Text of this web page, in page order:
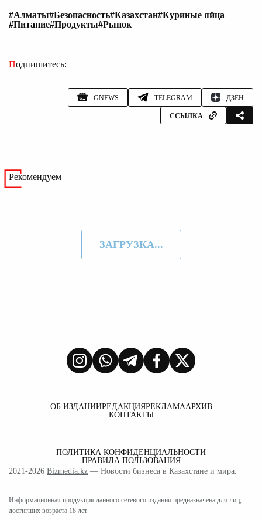
#Алматы#Безопасность#Казахстан#Куриные яйца
#Питание#Продукты#Рынок
Подпишитесь:
GNEWS TELEGRAM ДЗЕН
ССЫЛКА
Рекомендуем
ЗАГРУЗКА...
ОБ ИЗДАНИИРЕДАКЦИЯРЕКЛАМААРХИВ
КОНТАКТЫ
ПОЛИТИКА КОНФИДЕНЦИАЛЬНОСТИ
ПРАВИЛА ПОЛЬЗОВАНИЯ
2021-2026 Bizmedia.kz — Новости бизнеса в Казахстане и мира.
Информационная продукция данного сетевого издания предназначена для лиц,
достигших возраста 18 лет